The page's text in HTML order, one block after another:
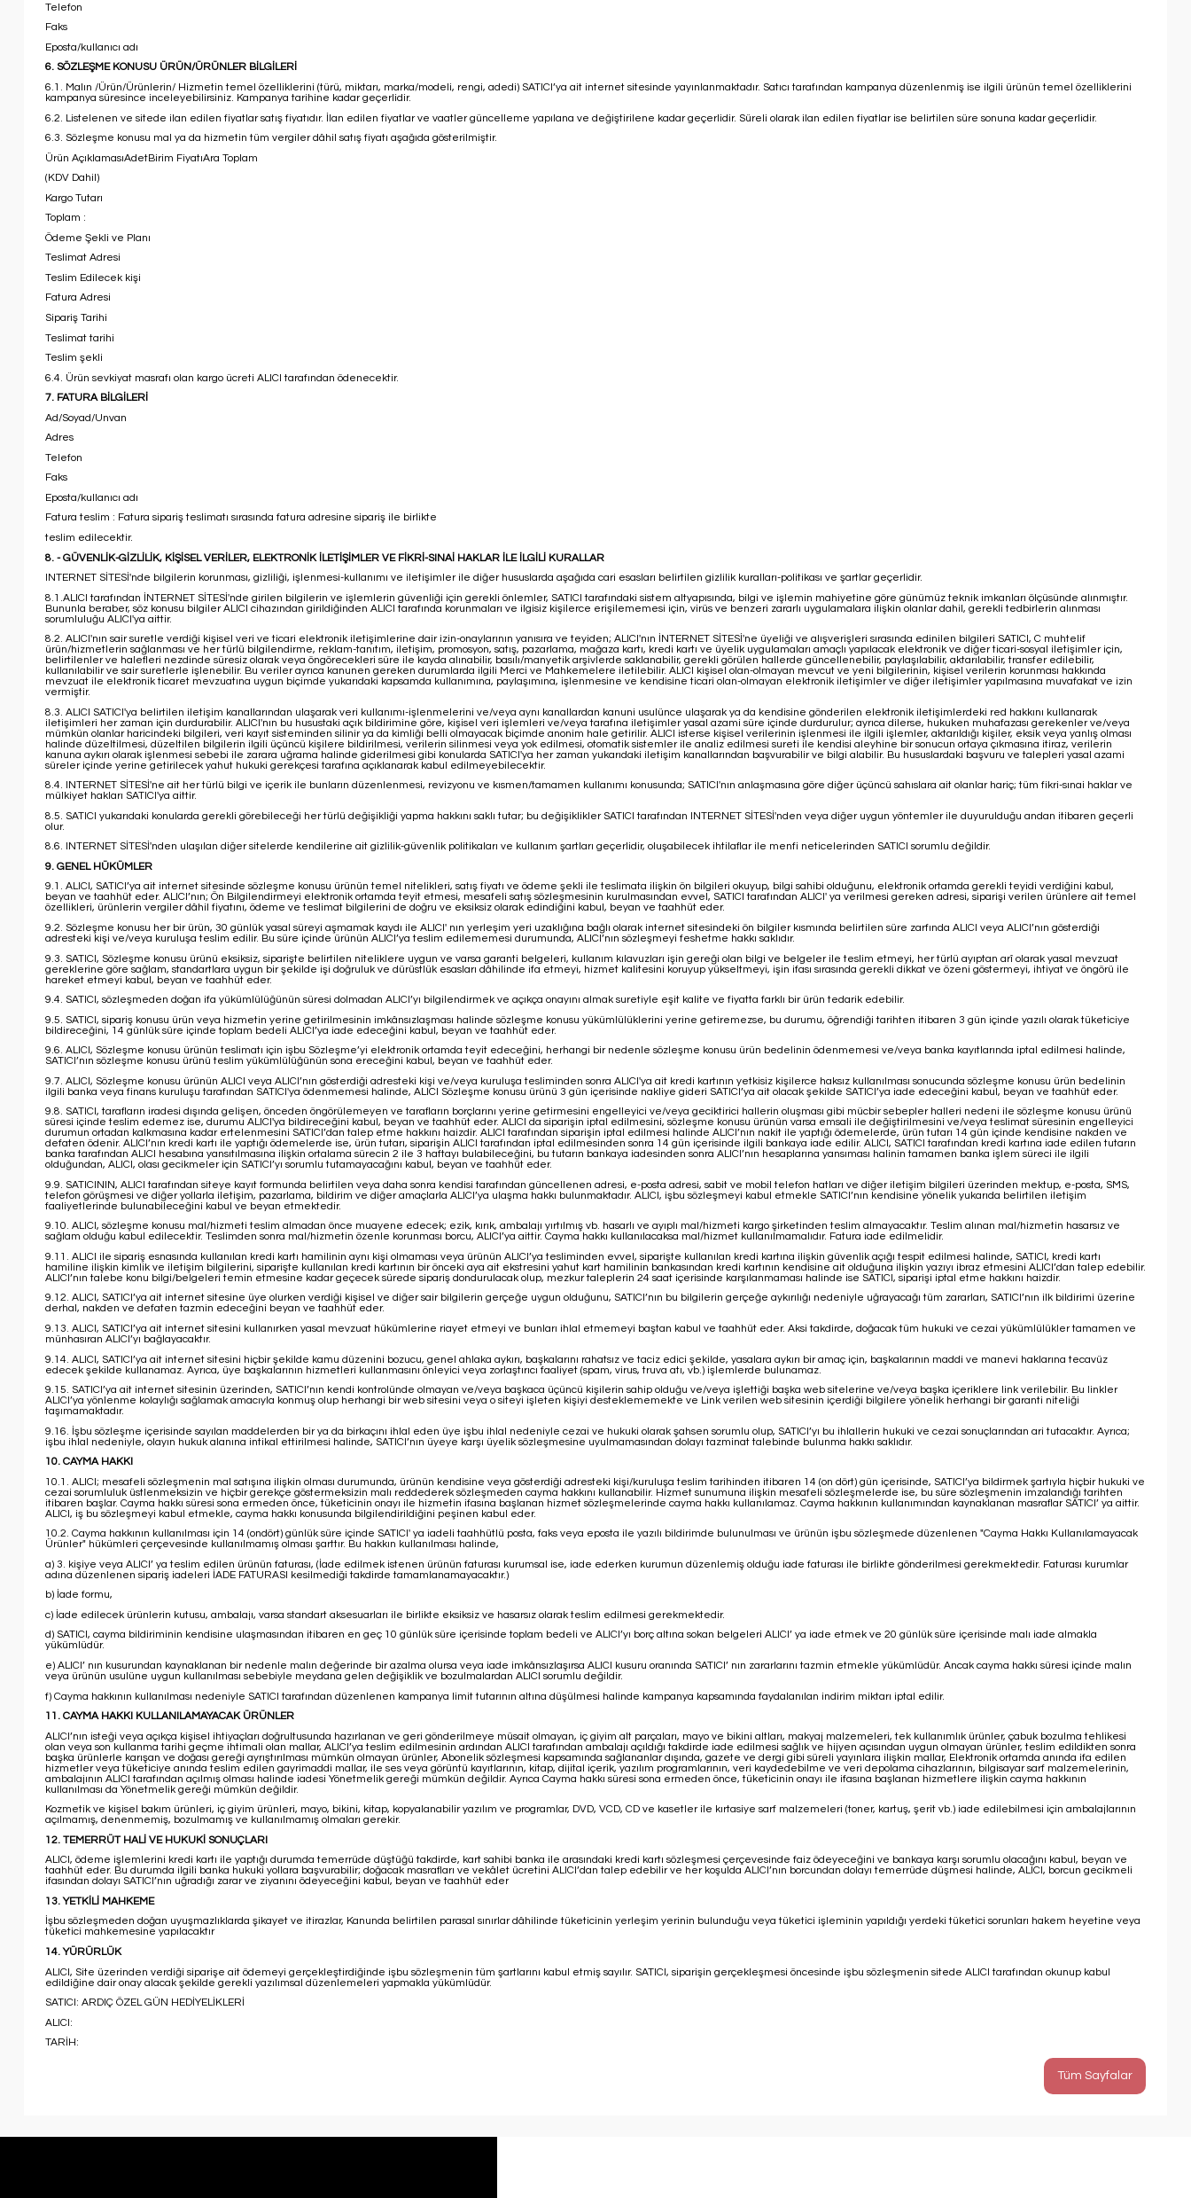
Telefon
Faks
Eposta/kullanıcı adı
6. SÖZLEŞME KONUSU ÜRÜN/ÜRÜNLER BİLGİLERİ
6.1. Malın /Ürün/Ürünlerin/ Hizmetin temel özelliklerini (türü, miktarı, marka/modeli, rengi, adedi) SATICI’ya ait internet sitesinde yayınlanmaktadır. Satıcı tarafından kampanya düzenlenmiş ise ilgili ürünün temel özelliklerini
kampanya süresince inceleyebilirsiniz. Kampanya tarihine kadar geçerlidir.
6.2. Listelenen ve sitede ilan edilen fiyatlar satış fiyatıdır. İlan edilen fiyatlar ve vaatler güncelleme yapılana ve değiştirilene kadar geçerlidir. Süreli olarak ilan edilen fiyatlar ise belirtilen süre sonuna kadar geçerlidir.
6.3. Sözleşme konusu mal ya da hizmetin tüm vergiler dâhil satış fiyatı aşağıda gösterilmiştir.
Ürün AçıklamasıAdetBirim FiyatıAra Toplam
(KDV Dahil)
Kargo Tutarı
Toplam :
Ödeme Şekli ve Planı
Teslimat Adresi
Teslim Edilecek kişi
Fatura Adresi
Sipariş Tarihi
Teslimat tarihi
Teslim şekli
6.4. Ürün sevkiyat masrafı olan kargo ücreti ALICI tarafından ödenecektir.
7. FATURA BİLGİLERİ
Ad/Soyad/Unvan
Adres
Telefon
Faks
Eposta/kullanıcı adı
Fatura teslim : Fatura sipariş teslimatı sırasında fatura adresine sipariş ile birlikte
teslim edilecektir.
8. - GÜVENLİK-GİZLİLİK, KİŞİSEL VERİLER, ELEKTRONİK İLETİŞİMLER VE FİKRİ-SINAİ HAKLAR İLE İLGİLİ KURALLAR
INTERNET SİTESİ'nde bilgilerin korunması, gizliliği, işlenmesi-kullanımı ve iletişimler ile diğer hususlarda aşağıda cari esasları belirtilen gizlilik kuralları-politikası ve şartlar geçerlidir.
8.1.ALICI tarafından İNTERNET SİTESİ'nde girilen bilgilerin ve işlemlerin güvenliği için gerekli önlemler, SATICI tarafındaki sistem altyapısında, bilgi ve işlemin mahiyetine göre günümüz teknik imkanları ölçüsünde alınmıştır.
Bununla beraber, söz konusu bilgiler ALICI cihazından girildiğinden ALICI tarafında korunmaları ve ilgisiz kişilerce erişilememesi için, virüs ve benzeri zararlı uygulamalara ilişkin olanlar dahil, gerekli tedbirlerin alınması
sorumluluğu ALICI'ya aittir.
8.2. ALICI'nın sair suretle verdiği kişisel veri ve ticari elektronik iletişimlerine dair izin-onaylarının yanısıra ve teyiden; ALICI'nın İNTERNET SİTESİ'ne üyeliği ve alışverişleri sırasında edinilen bilgileri SATICI, C muhtelif
ürün/hizmetlerin sağlanması ve her türlü bilgilendirme, reklam-tanıtım, iletişim, promosyon, satış, pazarlama, mağaza kartı, kredi kartı ve üyelik uygulamaları amaçlı yapılacak elektronik ve diğer ticari-sosyal iletişimler için,
belirtilenler ve halefleri nezdinde süresiz olarak veya öngörecekleri süre ile kayda alınabilir, basılı/manyetik arşivlerde saklanabilir, gerekli görülen hallerde güncellenebilir, paylaşılabilir, aktarılabilir, transfer edilebilir,
kullanılabilir ve sair suretlerle işlenebilir. Bu veriler ayrıca kanunen gereken durumlarda ilgili Merci ve Mahkemelere iletilebilir. ALICI kişisel olan-olmayan mevcut ve yeni bilgilerinin, kişisel verilerin korunması hakkında
mevzuat ile elektronik ticaret mevzuatına uygun biçimde yukarıdaki kapsamda kullanımına, paylaşımına, işlenmesine ve kendisine ticari olan-olmayan elektronik iletişimler ve diğer iletişimler yapılmasına muvafakat ve izin
vermiştir.
8.3. ALICI SATICI'ya belirtilen iletişim kanallarından ulaşarak veri kullanımı-işlenmelerini ve/veya aynı kanallardan kanuni usulünce ulaşarak ya da kendisine gönderilen elektronik iletişimlerdeki red hakkını kullanarak
iletişimleri her zaman için durdurabilir. ALICI'nın bu husustaki açık bildirimine göre, kişisel veri işlemleri ve/veya tarafına iletişimler yasal azami süre içinde durdurulur; ayrıca dilerse, hukuken muhafazası gerekenler ve/veya
mümkün olanlar haricindeki bilgileri, veri kayıt sisteminden silinir ya da kimliği belli olmayacak biçimde anonim hale getirilir. ALICI isterse kişisel verilerinin işlenmesi ile ilgili işlemler, aktarıldığı kişiler, eksik veya yanlış olması
halinde düzeltilmesi, düzeltilen bilgilerin ilgili üçüncü kişilere bildirilmesi, verilerin silinmesi veya yok edilmesi, otomatik sistemler ile analiz edilmesi sureti ile kendisi aleyhine bir sonucun ortaya çıkmasına itiraz, verilerin
kanuna aykırı olarak işlenmesi sebebi ile zarara uğrama halinde giderilmesi gibi konularda SATICI'ya her zaman yukarıdaki iletişim kanallarından başvurabilir ve bilgi alabilir. Bu hususlardaki başvuru ve talepleri yasal azami
süreler içinde yerine getirilecek yahut hukuki gerekçesi tarafına açıklanarak kabul edilmeyebilecektir.
8.4. INTERNET SİTESİ'ne ait her türlü bilgi ve içerik ile bunların düzenlenmesi, revizyonu ve kısmen/tamamen kullanımı konusunda; SATICI'nın anlaşmasına göre diğer üçüncü sahıslara ait olanlar hariç; tüm fikri-sınai haklar ve
mülkiyet hakları SATICI'ya aittir.
8.5. SATICI yukarıdaki konularda gerekli görebileceği her türlü değişikliği yapma hakkını saklı tutar; bu değişiklikler SATICI tarafından INTERNET SİTESİ'nden veya diğer uygun yöntemler ile duyurulduğu andan itibaren geçerli
olur.
8.6. INTERNET SİTESİ'nden ulaşılan diğer sitelerde kendilerine ait gizlilik-güvenlik politikaları ve kullanım şartları geçerlidir, oluşabilecek ihtilaflar ile menfi neticelerinden SATICI sorumlu değildir.
9. GENEL HÜKÜMLER
9.1. ALICI, SATICI’ya ait internet sitesinde sözleşme konusu ürünün temel nitelikleri, satış fiyatı ve ödeme şekli ile teslimata ilişkin ön bilgileri okuyup, bilgi sahibi olduğunu, elektronik ortamda gerekli teyidi verdiğini kabul,
beyan ve taahhüt eder. ALICI’nın; Ön Bilgilendirmeyi elektronik ortamda teyit etmesi, mesafeli satış sözleşmesinin kurulmasından evvel, SATICI tarafından ALICI' ya verilmesi gereken adresi, siparişi verilen ürünlere ait temel
özellikleri, ürünlerin vergiler dâhil fiyatını, ödeme ve teslimat bilgilerini de doğru ve eksiksiz olarak edindiğini kabul, beyan ve taahhüt eder.
9.2. Sözleşme konusu her bir ürün, 30 günlük yasal süreyi aşmamak kaydı ile ALICI' nın yerleşim yeri uzaklığına bağlı olarak internet sitesindeki ön bilgiler kısmında belirtilen süre zarfında ALICI veya ALICI’nın gösterdiği
adresteki kişi ve/veya kuruluşa teslim edilir. Bu süre içinde ürünün ALICI’ya teslim edilememesi durumunda, ALICI’nın sözleşmeyi feshetme hakkı saklıdır.
9.3. SATICI, Sözleşme konusu ürünü eksiksiz, siparişte belirtilen niteliklere uygun ve varsa garanti belgeleri, kullanım kılavuzları işin gereği olan bilgi ve belgeler ile teslim etmeyi, her türlü ayıptan arî olarak yasal mevzuat
gereklerine göre sağlam, standartlara uygun bir şekilde işi doğruluk ve dürüstlük esasları dâhilinde ifa etmeyi, hizmet kalitesini koruyup yükseltmeyi, işin ifası sırasında gerekli dikkat ve özeni göstermeyi, ihtiyat ve öngörü ile
hareket etmeyi kabul, beyan ve taahhüt eder.
9.4. SATICI, sözleşmeden doğan ifa yükümlülüğünün süresi dolmadan ALICI’yı bilgilendirmek ve açıkça onayını almak suretiyle eşit kalite ve fiyatta farklı bir ürün tedarik edebilir.
9.5. SATICI, sipariş konusu ürün veya hizmetin yerine getirilmesinin imkânsızlaşması halinde sözleşme konusu yükümlülüklerini yerine getiremezse, bu durumu, öğrendiği tarihten itibaren 3 gün içinde yazılı olarak tüketiciye
bildireceğini, 14 günlük süre içinde toplam bedeli ALICI’ya iade edeceğini kabul, beyan ve taahhüt eder.
9.6. ALICI, Sözleşme konusu ürünün teslimatı için işbu Sözleşme’yi elektronik ortamda teyit edeceğini, herhangi bir nedenle sözleşme konusu ürün bedelinin ödenmemesi ve/veya banka kayıtlarında iptal edilmesi halinde,
SATICI’nın sözleşme konusu ürünü teslim yükümlülüğünün sona ereceğini kabul, beyan ve taahhüt eder.
9.7. ALICI, Sözleşme konusu ürünün ALICI veya ALICI’nın gösterdiği adresteki kişi ve/veya kuruluşa tesliminden sonra ALICI'ya ait kredi kartının yetkisiz kişilerce haksız kullanılması sonucunda sözleşme konusu ürün bedelinin
ilgili banka veya finans kuruluşu tarafından SATICI'ya ödenmemesi halinde, ALICI Sözleşme konusu ürünü 3 gün içerisinde nakliye gideri SATICI’ya ait olacak şekilde SATICI’ya iade edeceğini kabul, beyan ve taahhüt eder.
9.8. SATICI, tarafların iradesi dışında gelişen, önceden öngörülemeyen ve tarafların borçlarını yerine getirmesini engelleyici ve/veya geciktirici hallerin oluşması gibi mücbir sebepler halleri nedeni ile sözleşme konusu ürünü
süresi içinde teslim edemez ise, durumu ALICI'ya bildireceğini kabul, beyan ve taahhüt eder. ALICI da siparişin iptal edilmesini, sözleşme konusu ürünün varsa emsali ile değiştirilmesini ve/veya teslimat süresinin engelleyici
durumun ortadan kalkmasına kadar ertelenmesini SATICI’dan talep etme hakkını haizdir. ALICI tarafından siparişin iptal edilmesi halinde ALICI’nın nakit ile yaptığı ödemelerde, ürün tutarı 14 gün içinde kendisine nakden ve
defaten ödenir. ALICI’nın kredi kartı ile yaptığı ödemelerde ise, ürün tutarı, siparişin ALICI tarafından iptal edilmesinden sonra 14 gün içerisinde ilgili bankaya iade edilir. ALICI, SATICI tarafından kredi kartına iade edilen tutarın
banka tarafından ALICI hesabına yansıtılmasına ilişkin ortalama sürecin 2 ile 3 haftayı bulabileceğini, bu tutarın bankaya iadesinden sonra ALICI’nın hesaplarına yansıması halinin tamamen banka işlem süreci ile ilgili
olduğundan, ALICI, olası gecikmeler için SATICI’yı sorumlu tutamayacağını kabul, beyan ve taahhüt eder.
9.9. SATICININ, ALICI tarafından siteye kayıt formunda belirtilen veya daha sonra kendisi tarafından güncellenen adresi, e-posta adresi, sabit ve mobil telefon hatları ve diğer iletişim bilgileri üzerinden mektup, e-posta, SMS,
telefon görüşmesi ve diğer yollarla iletişim, pazarlama, bildirim ve diğer amaçlarla ALICI’ya ulaşma hakkı bulunmaktadır. ALICI, işbu sözleşmeyi kabul etmekle SATICI’nın kendisine yönelik yukarıda belirtilen iletişim
faaliyetlerinde bulunabileceğini kabul ve beyan etmektedir.
9.10. ALICI, sözleşme konusu mal/hizmeti teslim almadan önce muayene edecek; ezik, kırık, ambalajı yırtılmış vb. hasarlı ve ayıplı mal/hizmeti kargo şirketinden teslim almayacaktır. Teslim alınan mal/hizmetin hasarsız ve
sağlam olduğu kabul edilecektir. Teslimden sonra mal/hizmetin özenle korunması borcu, ALICI’ya aittir. Cayma hakkı kullanılacaksa mal/hizmet kullanılmamalıdır. Fatura iade edilmelidir.
9.11. ALICI ile sipariş esnasında kullanılan kredi kartı hamilinin aynı kişi olmaması veya ürünün ALICI’ya tesliminden evvel, siparişte kullanılan kredi kartına ilişkin güvenlik açığı tespit edilmesi halinde, SATICI, kredi kartı
hamiline ilişkin kimlik ve iletişim bilgilerini, siparişte kullanılan kredi kartının bir önceki aya ait ekstresini yahut kart hamilinin bankasından kredi kartının kendisine ait olduğuna ilişkin yazıyı ibraz etmesini ALICI’dan talep edebilir.
ALICI’nın talebe konu bilgi/belgeleri temin etmesine kadar geçecek sürede sipariş dondurulacak olup, mezkur taleplerin 24 saat içerisinde karşılanmaması halinde ise SATICI, siparişi iptal etme hakkını haizdir.
9.12. ALICI, SATICI’ya ait internet sitesine üye olurken verdiği kişisel ve diğer sair bilgilerin gerçeğe uygun olduğunu, SATICI’nın bu bilgilerin gerçeğe aykırılığı nedeniyle uğrayacağı tüm zararları, SATICI’nın ilk bildirimi üzerine
derhal, nakden ve defaten tazmin edeceğini beyan ve taahhüt eder.
9.13. ALICI, SATICI’ya ait internet sitesini kullanırken yasal mevzuat hükümlerine riayet etmeyi ve bunları ihlal etmemeyi baştan kabul ve taahhüt eder. Aksi takdirde, doğacak tüm hukuki ve cezai yükümlülükler tamamen ve
münhasıran ALICI’yı bağlayacaktır.
9.14. ALICI, SATICI’ya ait internet sitesini hiçbir şekilde kamu düzenini bozucu, genel ahlaka aykırı, başkalarını rahatsız ve taciz edici şekilde, yasalara aykırı bir amaç için, başkalarının maddi ve manevi haklarına tecavüz
edecek şekilde kullanamaz. Ayrıca, üye başkalarının hizmetleri kullanmasını önleyici veya zorlaştırıcı faaliyet (spam, virus, truva atı, vb.) işlemlerde bulunamaz.
9.15. SATICI’ya ait internet sitesinin üzerinden, SATICI’nın kendi kontrolünde olmayan ve/veya başkaca üçüncü kişilerin sahip olduğu ve/veya işlettiği başka web sitelerine ve/veya başka içeriklere link verilebilir. Bu linkler
ALICI’ya yönlenme kolaylığı sağlamak amacıyla konmuş olup herhangi bir web sitesini veya o siteyi işleten kişiyi desteklememekte ve Link verilen web sitesinin içerdiği bilgilere yönelik herhangi bir garanti niteliği
taşımamaktadır.
9.16. İşbu sözleşme içerisinde sayılan maddelerden bir ya da birkaçını ihlal eden üye işbu ihlal nedeniyle cezai ve hukuki olarak şahsen sorumlu olup, SATICI’yı bu ihlallerin hukuki ve cezai sonuçlarından ari tutacaktır. Ayrıca;
işbu ihlal nedeniyle, olayın hukuk alanına intikal ettirilmesi halinde, SATICI’nın üyeye karşı üyelik sözleşmesine uyulmamasından dolayı tazminat talebinde bulunma hakkı saklıdır.
10. CAYMA HAKKI
10.1. ALICI; mesafeli sözleşmenin mal satışına ilişkin olması durumunda, ürünün kendisine veya gösterdiği adresteki kişi/kuruluşa teslim tarihinden itibaren 14 (on dört) gün içerisinde, SATICI’ya bildirmek şartıyla hiçbir hukuki ve
cezai sorumluluk üstlenmeksizin ve hiçbir gerekçe göstermeksizin malı reddederek sözleşmeden cayma hakkını kullanabilir. Hizmet sunumuna ilişkin mesafeli sözleşmelerde ise, bu süre sözleşmenin imzalandığı tarihten
itibaren başlar. Cayma hakkı süresi sona ermeden önce, tüketicinin onayı ile hizmetin ifasına başlanan hizmet sözleşmelerinde cayma hakkı kullanılamaz. Cayma hakkının kullanımından kaynaklanan masraflar SATICI’ ya aittir.
ALICI, iş bu sözleşmeyi kabul etmekle, cayma hakkı konusunda bilgilendirildiğini peşinen kabul eder.
10.2. Cayma hakkının kullanılması için 14 (ondört) günlük süre içinde SATICI' ya iadeli taahhütlü posta, faks veya eposta ile yazılı bildirimde bulunulması ve ürünün işbu sözleşmede düzenlenen "Cayma Hakkı Kullanılamayacak
Ürünler" hükümleri çerçevesinde kullanılmamış olması şarttır. Bu hakkın kullanılması halinde,
a) 3. kişiye veya ALICI’ ya teslim edilen ürünün faturası, (İade edilmek istenen ürünün faturası kurumsal ise, iade ederken kurumun düzenlemiş olduğu iade faturası ile birlikte gönderilmesi gerekmektedir. Faturası kurumlar
adına düzenlenen sipariş iadeleri İADE FATURASI kesilmediği takdirde tamamlanamayacaktır.)
b) İade formu,
c) İade edilecek ürünlerin kutusu, ambalajı, varsa standart aksesuarları ile birlikte eksiksiz ve hasarsız olarak teslim edilmesi gerekmektedir.
d) SATICI, cayma bildiriminin kendisine ulaşmasından itibaren en geç 10 günlük süre içerisinde toplam bedeli ve ALICI’yı borç altına sokan belgeleri ALICI’ ya iade etmek ve 20 günlük süre içerisinde malı iade almakla
yükümlüdür.
e) ALICI’ nın kusurundan kaynaklanan bir nedenle malın değerinde bir azalma olursa veya iade imkânsızlaşırsa ALICI kusuru oranında SATICI’ nın zararlarını tazmin etmekle yükümlüdür. Ancak cayma hakkı süresi içinde malın
veya ürünün usulüne uygun kullanılması sebebiyle meydana gelen değişiklik ve bozulmalardan ALICI sorumlu değildir.
f) Cayma hakkının kullanılması nedeniyle SATICI tarafından düzenlenen kampanya limit tutarının altına düşülmesi halinde kampanya kapsamında faydalanılan indirim miktarı iptal edilir.
11. CAYMA HAKKI KULLANILAMAYACAK ÜRÜNLER
ALICI’nın isteği veya açıkça kişisel ihtiyaçları doğrultusunda hazırlanan ve geri gönderilmeye müsait olmayan, iç giyim alt parçaları, mayo ve bikini altları, makyaj malzemeleri, tek kullanımlık ürünler, çabuk bozulma tehlikesi
olan veya son kullanma tarihi geçme ihtimali olan mallar, ALICI’ya teslim edilmesinin ardından ALICI tarafından ambalajı açıldığı takdirde iade edilmesi sağlık ve hijyen açısından uygun olmayan ürünler, teslim edildikten sonra
başka ürünlerle karışan ve doğası gereği ayrıştırılması mümkün olmayan ürünler, Abonelik sözleşmesi kapsamında sağlananlar dışında, gazete ve dergi gibi süreli yayınlara ilişkin mallar, Elektronik ortamda anında ifa edilen
hizmetler veya tüketiciye anında teslim edilen gayrimaddi mallar, ile ses veya görüntü kayıtlarının, kitap, dijital içerik, yazılım programlarının, veri kaydedebilme ve veri depolama cihazlarının, bilgisayar sarf malzemelerinin,
ambalajının ALICI tarafından açılmış olması halinde iadesi Yönetmelik gereği mümkün değildir. Ayrıca Cayma hakkı süresi sona ermeden önce, tüketicinin onayı ile ifasına başlanan hizmetlere ilişkin cayma hakkının
kullanılması da Yönetmelik gereği mümkün değildir.
Kozmetik ve kişisel bakım ürünleri, iç giyim ürünleri, mayo, bikini, kitap, kopyalanabilir yazılım ve programlar, DVD, VCD, CD ve kasetler ile kırtasiye sarf malzemeleri (toner, kartuş, şerit vb.) iade edilebilmesi için ambalajlarının
açılmamış, denenmemiş, bozulmamış ve kullanılmamış olmaları gerekir.
12. TEMERRÜT HALİ VE HUKUKİ SONUÇLARI
ALICI, ödeme işlemlerini kredi kartı ile yaptığı durumda temerrüde düştüğü takdirde, kart sahibi banka ile arasındaki kredi kartı sözleşmesi çerçevesinde faiz ödeyeceğini ve bankaya karşı sorumlu olacağını kabul, beyan ve
taahhüt eder. Bu durumda ilgili banka hukuki yollara başvurabilir; doğacak masrafları ve vekâlet ücretini ALICI’dan talep edebilir ve her koşulda ALICI’nın borcundan dolayı temerrüde düşmesi halinde, ALICI, borcun gecikmeli
ifasından dolayı SATICI’nın uğradığı zarar ve ziyanını ödeyeceğini kabul, beyan ve taahhüt eder
13. YETKİLİ MAHKEME
İşbu sözleşmeden doğan uyuşmazlıklarda şikayet ve itirazlar, Kanunda belirtilen parasal sınırlar dâhilinde tüketicinin yerleşim yerinin bulunduğu veya tüketici işleminin yapıldığı yerdeki tüketici sorunları hakem heyetine veya
tüketici mahkemesine yapılacaktır
14. YÜRÜRLÜK
ALICI, Site üzerinden verdiği siparişe ait ödemeyi gerçekleştirdiğinde işbu sözleşmenin tüm şartlarını kabul etmiş sayılır. SATICI, siparişin gerçekleşmesi öncesinde işbu sözleşmenin sitede ALICI tarafından okunup kabul
edildiğine dair onay alacak şekilde gerekli yazılımsal düzenlemeleri yapmakla yükümlüdür.
SATICI: ARDIÇ ÖZEL GÜN HEDİYELİKLERİ
ALICI:
TARİH:
Tüm Sayfalar